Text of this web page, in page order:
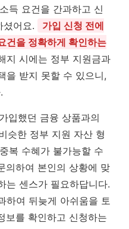
득 요건을 간과하고 신
셨어요.
가입 신청 전에
건을 정확하게 확인하는
지 시에는 정부 지원금과
을 받지 못할 수 있으니,
입했던 금융 상품과의
슷한 정부 지원 자산 형
복 수혜가 불가능할 수
의하여 본인의 상황에 맞
는 센스가 필요하답니다.
하여 뒤늦게 아쉬움을 토
보를 확인하고 신청하는